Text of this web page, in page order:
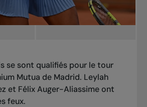
se sont qualifiés pour le tour
Mutua de Madrid. Leylah
et Félix Auger-Aliassime ont
feux.